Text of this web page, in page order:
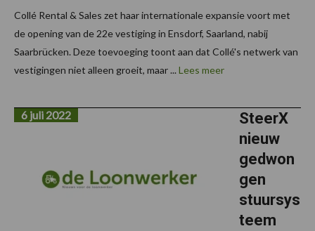
Collé Rental & Sales zet haar internationale expansie voort met
de opening van de 22e vestiging in Ensdorf, Saarland, nabij
Saarbrücken. Deze toevoeging toont aan dat Collé's netwerk van
vestigingen niet alleen groeit, maar ... Lees meer
SteerX
nieuw
gedwon
gen
stuursys
teem
6 juli 2022